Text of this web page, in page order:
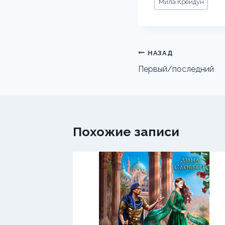
записи:
Мила Крейдун
Навигация
по
НАЗАД
Первый/последний
Похожие записи